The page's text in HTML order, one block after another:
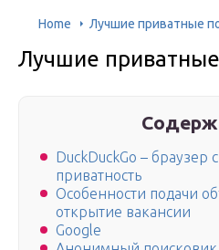
Home Лучшие приватные
Лучшие
DuckDuckGo – браузер
приватность
Особенности подачи
открытие вакансии
Google